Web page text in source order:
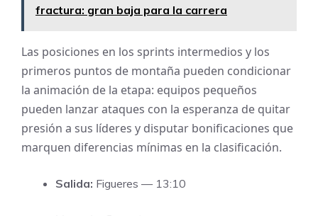
fractura: gran baja para la carrera
Las posiciones en los sprints intermedios y los
primeros puntos de montaña pueden condicionar
la animación de la etapa: equipos pequeños
pueden lanzar ataques con la esperanza de quitar
presión a sus líderes y disputar bonificaciones que
marquen diferencias mínimas en la clasificación.
Salida: Figueres — 13:10